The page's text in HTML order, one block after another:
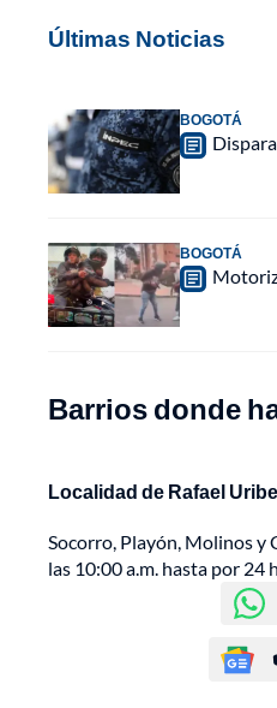
Últimas Noticias
BOGOTÁ
BOGOTÁ
Barrios donde
Localidad de Rafael
Socorro, Playón, Molinos y
las 10:00 a.m. hasta por